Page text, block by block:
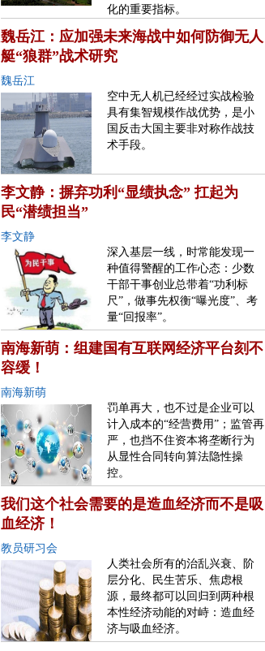
化的重要指标。
魏岳江：应加强未来海战中如何防御无人
艇“狼群”战术研究
魏岳江
空中无人机已经经过实战检验
具有集智规模作战优势，是小
国反击大国主要非对称作战技
术手段。
李文静：摒弃功利“显绩执念” 扛起为
民“潜绩担当”
李文静
深入基层一线，时常能发现一
种值得警醒的工作心态：少数
干部干事创业总带着“功利标
尺”，做事先权衡“曝光度”、考
量“回报率”。
南海新萌：组建国有互联网经济平台刻不
容缓！
南海新萌
罚单再大，也不过是企业可以
计入成本的“经营费用”；监管再
严，也挡不住资本将垄断行为
从显性合同转向算法隐性操
控。
我们这个社会需要的是造血经济而不是吸
血经济！
教员研习会
人类社会所有的治乱兴衰、阶
层分化、民生苦乐、焦虑根
源，最终都可以回归到两种根
本性经济动能的对峙：造血经
济与吸血经济。